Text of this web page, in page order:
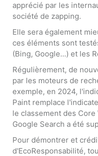
apprécié par les
société de zapping.
Elle sera également
ces éléments sont
(Bing, Google...) et les
Régulièrement, de
par les moteurs de
exemple, en 2024,
Paint remplace
le classement des
Google Search a été
Pour démontrer et
d'EcoResponsabilité,